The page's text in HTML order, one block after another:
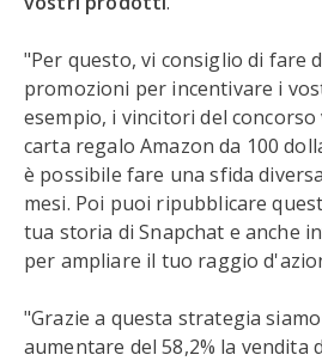
"Per questo, vi consiglio di fare
promozioni per incentivare i
esempio, i vincitori del
carta regalo Amazon da 100
è possibile fare una sfida
mesi. Poi puoi ripubblicare
tua storia di Snapchat e anche
per ampliare il tuo raggio
"Grazie a questa strategia
aumentare del 58,2% la